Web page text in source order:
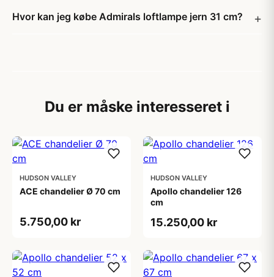
Hvor kan jeg købe Admirals loftlampe jern 31 cm?
Du er måske interesseret i
HUDSON VALLEY
ACE chandelier Ø 70 cm
5.750,00 kr
HUDSON VALLEY
Apollo chandelier 126
cm
15.250,00 kr